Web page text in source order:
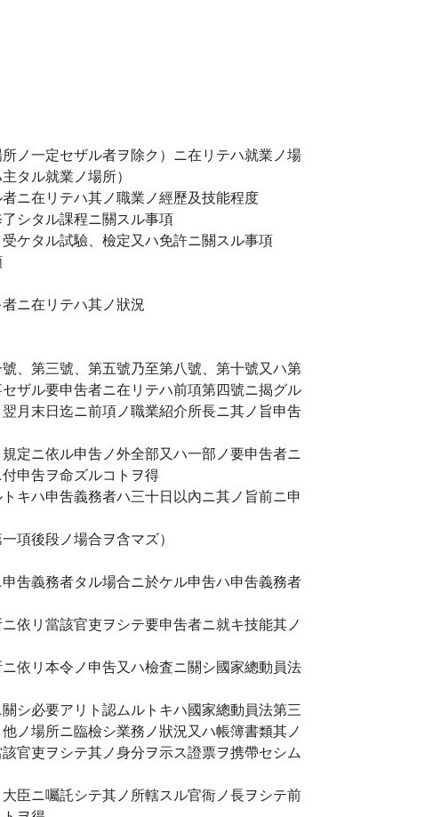
ノ一定セザル者ヲ除ク）ニ在リテハ就業ノ場
タル就業ノ場所）
ニ在リテハ其ノ職業ノ經歷及技能程度
シタル課程ニ關スル事項
ケタル試驗、檢定又ハ免許ニ關スル事項
ニ在リテハ其ノ狀況
、第三號、第五號乃至第八號、第十號又ハ第
ザル要申吿者ニ在リテハ前項第四號ニ揭グル
月末日迄ニ前項ノ職業紹介所長ニ其ノ旨申吿
定ニ依ル申吿ノ外全部又ハ一部ノ要申吿者ニ
申吿ヲ命ズルコトヲ得
キハ申吿義務者ハ三十日以內ニ其ノ旨前ニ申
項後段ノ場合ヲ含マズ）
吿義務者タル場合ニ於ケル申吿ハ申吿義務者
依リ當該官吏ヲシテ要申吿者ニ就キ技能其ノ
依リ本令ノ申吿又ハ檢査ニ關シ國家總動員法
シ必要アリト認ムルトキハ國家總動員法第三
ノ場所ニ臨檢シ業務ノ狀況又ハ帳簿書類其ノ
官吏ヲシテ其ノ身分ヲ示ス證票ヲ携帶セシム
臣ニ囑託シテ其ノ所轄スル官衙ノ長ヲシテ前